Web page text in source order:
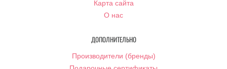
Карта сайта
О нас
ДОПОЛНИТЕЛЬНО
Производители (бренды)